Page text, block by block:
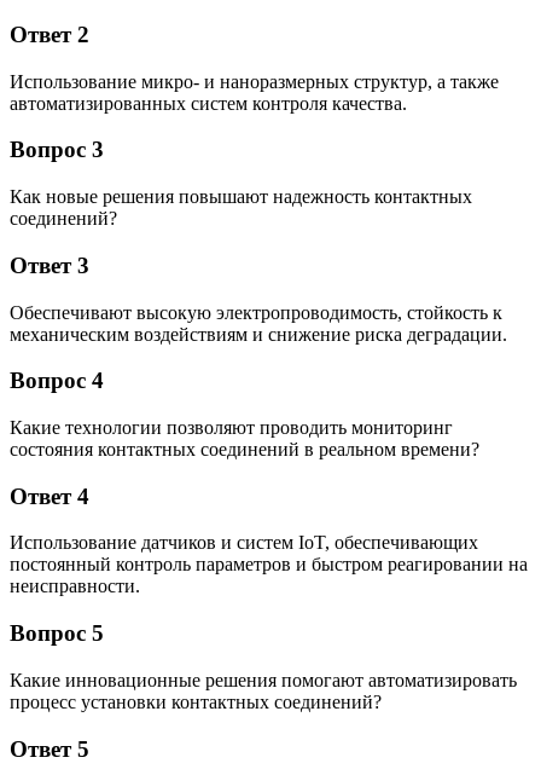
Ответ 2
Использование микро- и наноразмерных структур, а также
автоматизированных систем контроля качества.
Вопрос 3
Как новые решения повышают надежность контактных
соединений?
Ответ 3
Обеспечивают высокую электропроводимость, стойкость к
механическим воздействиям и снижение риска деградации.
Вопрос 4
Какие технологии позволяют проводить мониторинг
состояния контактных соединений в реальном времени?
Ответ 4
Использование датчиков и систем IoT, обеспечивающих
постоянный контроль параметров и быстром реагировании на
неисправности.
Вопрос 5
Какие инновационные решения помогают автоматизировать
процесс установки контактных соединений?
Ответ 5